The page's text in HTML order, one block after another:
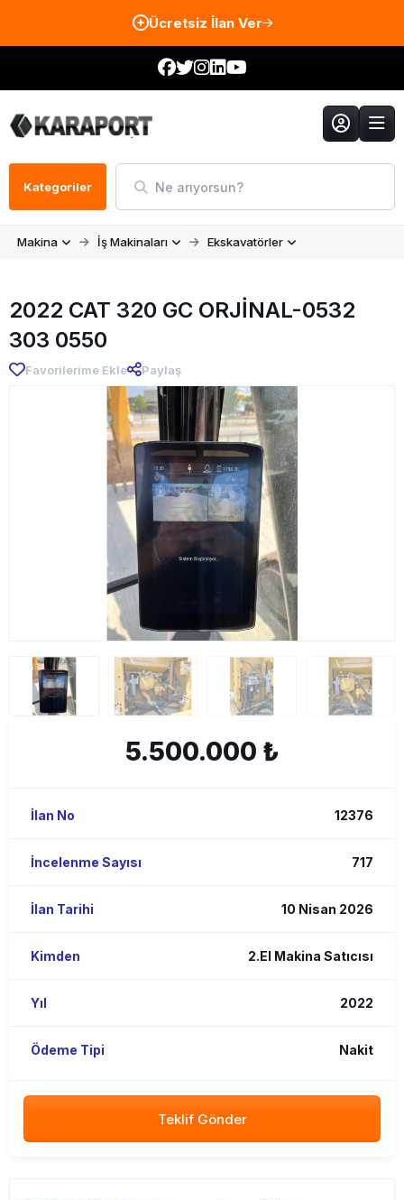
Ücretsiz İlan Ver
Kategoriler Ne arıyorsun?
Makina İş Makinaları Ekskavatörler
2022 CAT 320 GC ORJİNAL-0532
303 0550
Favorilerime Ekle Paylaş
5.500.000 ₺
İlan No 12376
İncelenme Sayısı 717
İlan Tarihi 10 Nisan 2026
Kimden 2.El Makina Satıcısı
Yıl 2022
Ödeme Tipi Nakit
Teklif Gönder